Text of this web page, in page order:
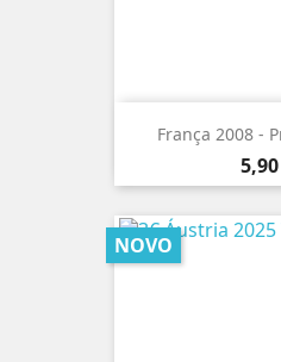
França 2008 -
NOVO